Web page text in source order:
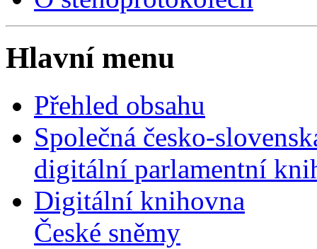
Hlavní menu
Přehled obsahu
Společná česko-
digitální parlamentní
Digitální knihovna
České sněmy